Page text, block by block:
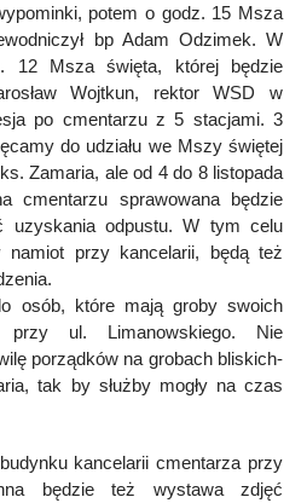
potem o godz. 15 Msza
bp Adam Odzimek. W
12 Msza święta, której będzie
Wojtkun, rektor WSD w
po cmentarzu z 5 stacjami. 3
do udziału we Mszy świętej
Zamaria, ale od 4 do 8 listopada
cmentarzu sprawowana będzie
uzyskania odpustu. W tym celu
namiot przy kancelarii, będą też
osób, które mają groby swoich
przy ul. Limanowskiego. Nie
porządków na grobach bliskich-
tak by służby mogły na czas
kancelarii cmentarza przy
będzie też wystawa zdjęć